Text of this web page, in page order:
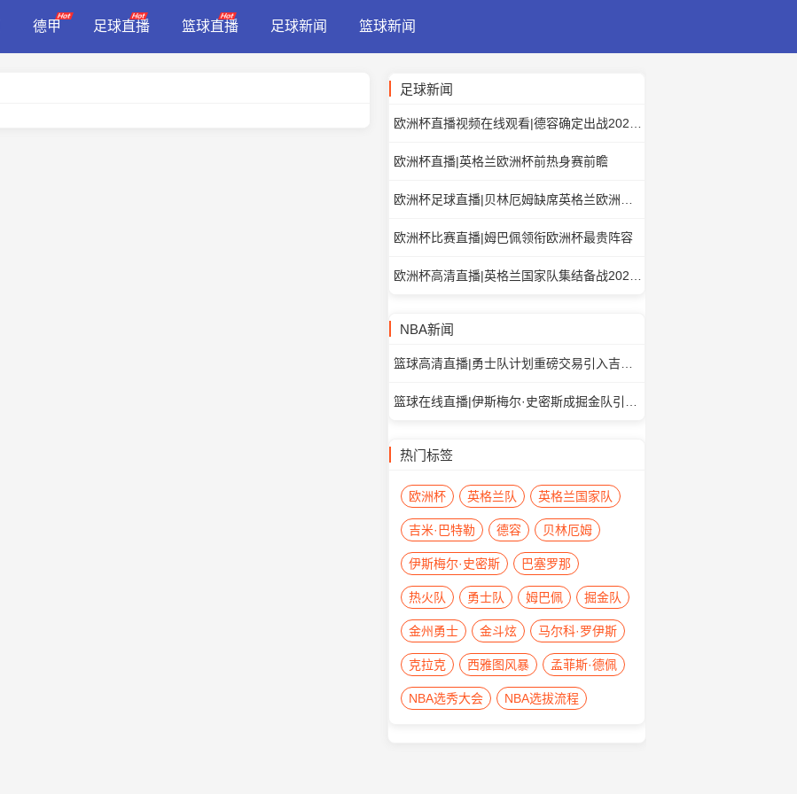
德甲 足球直播 篮球直播 足球新闻 篮球新闻
足球新闻
欧洲杯直播|英格兰欧洲杯前热身赛前瞻
欧洲杯比赛直播|姆巴佩领衔欧洲杯最贵阵容
NBA新闻
热门标签
欧洲杯 英格兰队 英格兰国家队
吉米·巴特勒 德容 贝林厄姆
伊斯梅尔·史密斯 巴塞罗那
热火队 勇士队 姆巴佩 掘金队
金州勇士 金斗炫 马尔科·罗伊斯
克拉克 西雅图风暴 孟菲斯·德佩
NBA选秀大会 NBA选拔流程